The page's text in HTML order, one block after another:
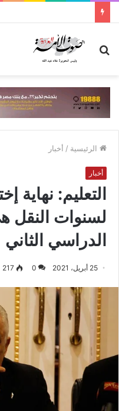
بحث
الرئيسية / أخبار
أخبار
التعليم: نهاية
لسنوات النقل
الدراسي الثاني
25 أبريل، 2021 0
217